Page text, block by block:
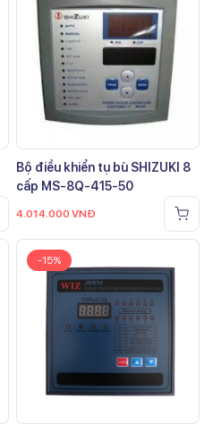
Bộ điều khiển tụ bù SHIZUKI 8
cấp MS-8Q-415-50
4.014.000 VNĐ
-15%